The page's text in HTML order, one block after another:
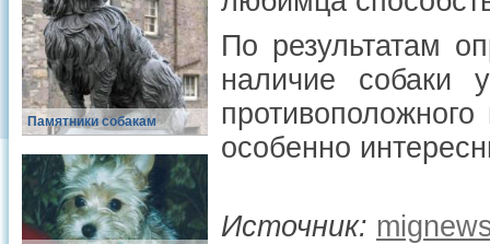
Памятники собакам
По результатам
наличие собаки
особенно
Источник: